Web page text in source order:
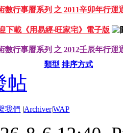
數行事曆系列 之 2011辛卯年行運
下載《用易經‧旺家宅》電子版
數行事曆系列 之 2012壬辰年行運
類型 排序方式
帖
我們 |Archiver|WAP